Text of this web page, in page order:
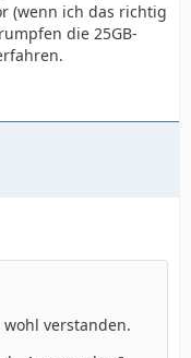
(wenn ich das richtig
die 25GB-
verstanden.